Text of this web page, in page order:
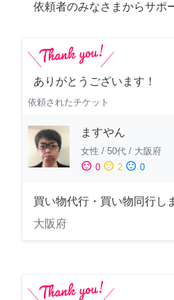
依頼者のみなさまからサポ
ありがとうございます！
依頼されたチケット
ますやん
女性 / 50代 / 大阪府
sentiment_satisfied 0 sentiment_neutral 2 sentiment_dissatisfied 0
買い物代行・買い物同行し
大阪府